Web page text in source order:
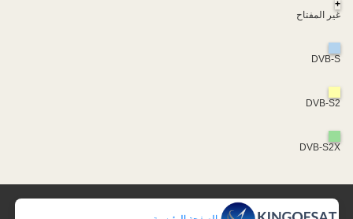
+
غير المفتاح
DVB-S
DVB-S2
DVB-S2X